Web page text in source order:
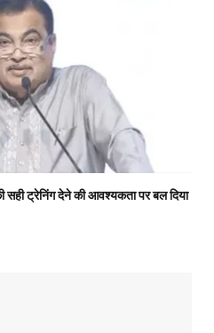
सही ट्रेनिंग देने की आवश्यकता पर बल दिया